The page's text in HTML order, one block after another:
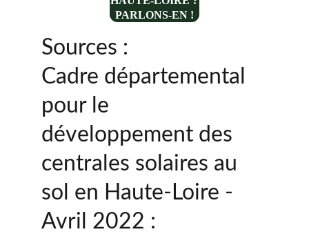
PARLONS-EN !
Sources :
Cadre départemental
pour le
développement des
centrales solaires au
sol en Haute-Loire -
Avril 2022 :